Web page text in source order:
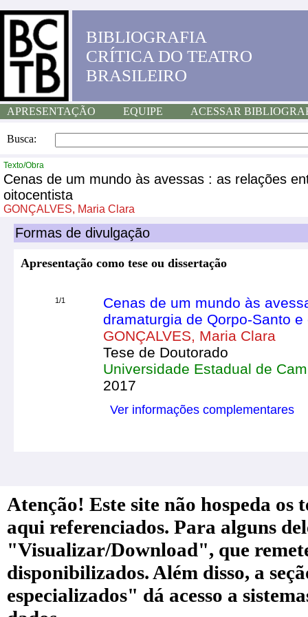
BIBLIOGRAFIA
CRÍTICA DO TEATRO
BRASILEIRO
APRESENTAÇÃO EQUIPE ACESSAR
Busca:
Texto/Obra
Cenas de um mundo às avessas : as relações
oitocentista
GONÇALVES, Maria Clara
Formas de divulgação
Apresentação como tese ou dissertação
1/1
Cenas de um mundo às
dramaturgia de Qorpo-Santo
GONÇALVES, Maria Clara
Tese de Doutorado
Universidade Estadual de
2017
Ver informações complementares
Atenção! Este site não hospeda
aqui referenciados. Para alguns
"Visualizar/Download", que
disponibilizados. Além disso, a
especializados" dá acesso a